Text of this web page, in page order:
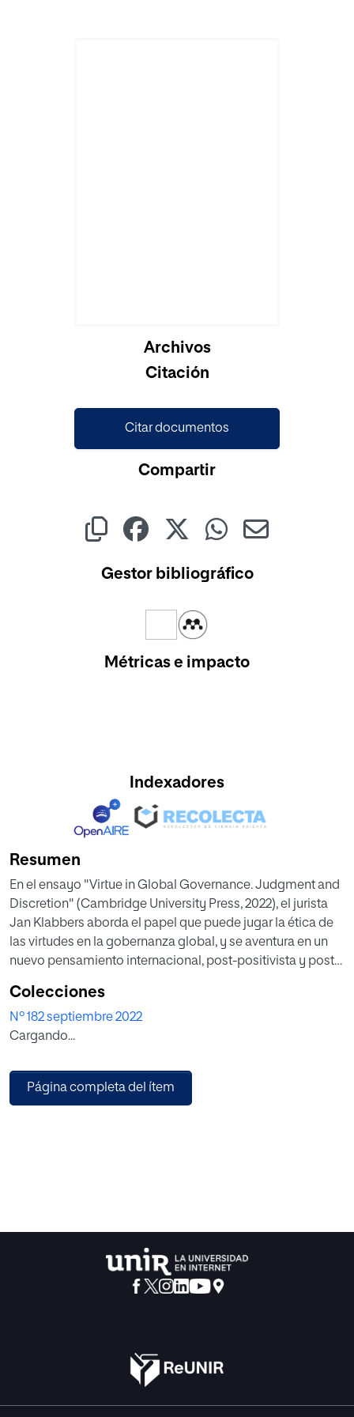
Archivos
Citación
Citar documentos
Compartir
Gestor bibliográfico
Métricas e impacto
Indexadores
Resumen
En el ensayo "Virtue in Global Governance. Judgment and
Discretion" (Cambridge University Press, 2022), el jurista
Jan Klabbers aborda el papel que puede jugar la ética de
las virtudes en la gobernanza global, y se aventura en un
nuevo pensamiento internacional, post-positivista y post-
Colecciones
Nº 182 septiembre 2022
Cargando...
Página completa del ítem